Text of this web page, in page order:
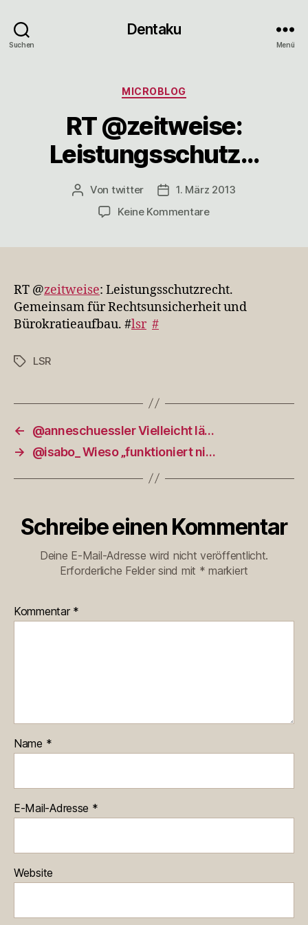
Suchen
Dentaku
Menü
Kategorien
MICROBLOG
RT @zeitweise:
Leistungsschutz…
Beitragsautor
Von twitter Veröffentlichungsdatum
1. März 2013
Keine Kommentarezu
RT @zeitweise: Leistungsschutzrecht.
Gemeinsam für Rechtsunsicherheit und
Bürokratieaufbau. #lsr #
Schlagwörter
LSR
←
@anneschuessler Vielleicht lä…
→
@isabo_ Wieso „funktioniert ni…
Schreibe einen Kommentar
Deine E-Mail-Adresse wird nicht veröffentlicht.
Erforderliche Felder sind mit * markiert
Kommentar *
Name *
E-Mail-Adresse *
Website